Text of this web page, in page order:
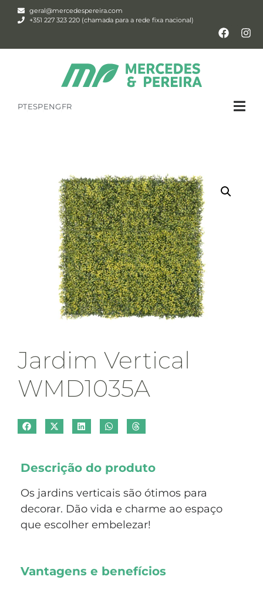
geral@mercedespereira.com
+351 227 323 220 (chamada para a rede fixa nacional)
PTESPENGFR
Jardim Vertical
WMD1035A
Descrição do produto
Os jardins verticais são ótimos para
decorar. Dão vida e charme ao espaço
que escolher embelezar!
Vantagens e benefícios